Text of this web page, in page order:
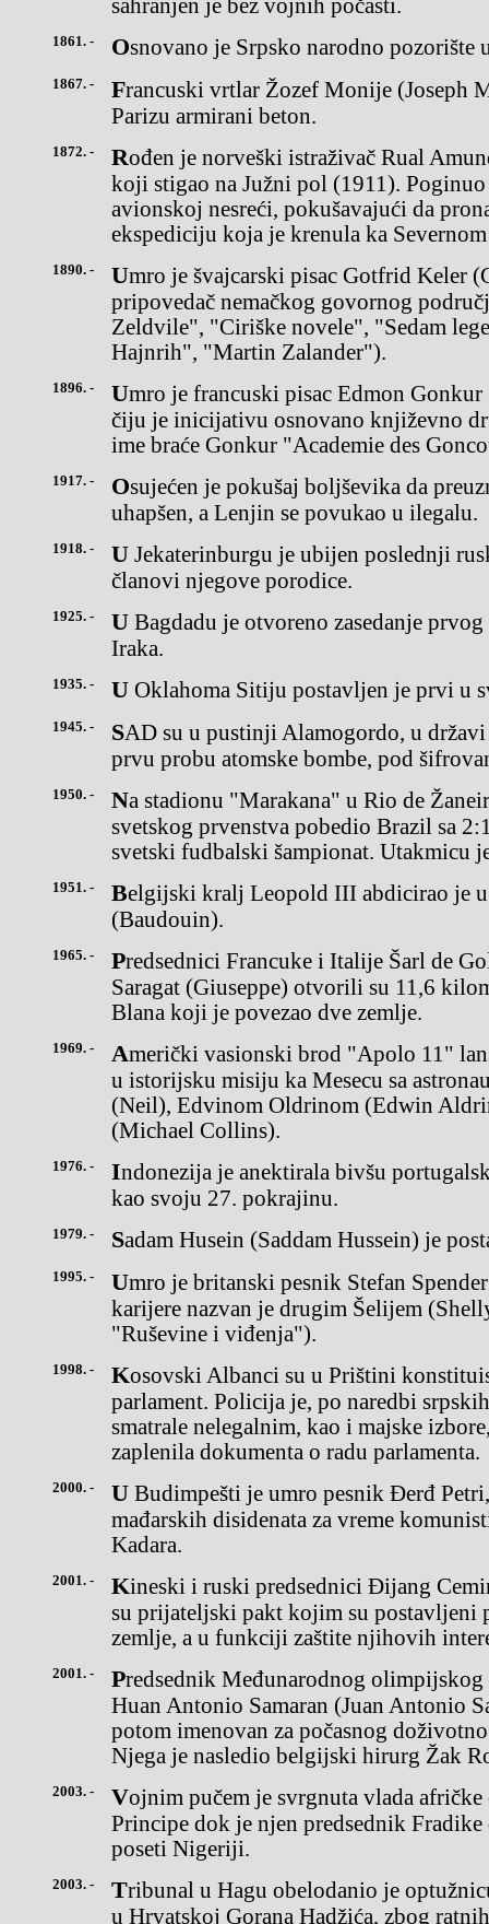
sahranjen je bez vojnih počasti.
1861. - Osnovano je Srpsko narodno pozorište
1867. - Francuski vrtlar Žozef Monije (Joseph Monier) patentirao je u
Parizu armirani beton.
1872. - Rođen je norveški istraživač Rual Amundsen (Roald), prvi čovek
koji stigao na Južni pol (1911).
avionskoj nesreći, pokušavajući da
ekspediciju koja je krenula ka
1890. - Umro je švajcarski pisac Gotfrid Keler (Gottfried Keller), najveći
pripovedač nemačkog govornog
Zeldvile", "Ciriške novele", "Sedam
Hajnrih", "Martin Zalander").
1896. - Umro je francuski pisac Edmon Gonkur (Edmond Goncourt), na
čiju je inicijativu osnovano književno
ime braće Gonkur "Academie des
1917. - Osujećen je pokušaj boljševika da preuzmu vlast u Rusiji, Trocki je
uhapšen, a Lenjin se povukao u ilegalu.
1918. - U Jekaterinburgu je ubijen poslednji ruski car Nikola II Romanov i
članovi njegove porodice.
1925. - U Bagdadu je otvoreno zasedanje prvog izabranog parlamenta
Iraka.
1935. - U Oklahoma Sitiju postavljen je prvi u
1945. - SAD su u pustinji Alamogordo, u državi Novi Meksiko, izvršile
prvu probu atomske bombe, pod
1950. - Na stadionu "Marakana" u Rio de Žaneiru, Urugvaj je u finalu
svetskog prvenstva pobedio Brazil sa
svetski fudbalski šampionat. Utakmicu
1951. - Belgijski kralj Leopold III abdicirao je u korist sina Boduena
(Baudouin).
1965. - Predsednici Francuke i Italije Šarl de Gol (Charles, Gaulle) i Đuzepe
Saragat (Giuseppe) otvorili su 11,6
Blana koji je povezao dve zemlje.
1969. - Američki vasionski brod "Apolo 11" lansiran je iz Kejp Kanaverala
u istorijsku misiju ka Mesecu sa
(Neil), Edvinom Oldrinom (Edwin
(Michael Collins).
1976. - Indonezija je anektirala bivšu portugalsku koloniju Istočni Timor
kao svoju 27. pokrajinu.
1979. - Sadam Husein (Saddam Hussein) je
1995. - Umro je britanski pesnik Stefan Spender (Stephen). Na početku
karijere nazvan je drugim Šelijem
"Ruševine i viđenja").
1998. - Kosovski Albanci su u Prištini konstituisali paralelni kosovski
parlament. Policija je, po naredbi
smatrale nelegalnim, kao i majske
zaplenila dokumenta o radu parlamenta.
2000. - U Budimpešti je umro pesnik Đerđ Petri, jedan od najpoznatijih
mađarskih disidenata za vreme
Kadara.
2001. - Kineski i ruski predsednici Đijang Cemin i Vladimir Putin potpisali
su prijateljski pakt kojim su postavljeni
zemlje, a u funkciji zaštite njihovih
2001. - Predsednik Međunarodnog olimpijskog komiteta (MOK) od 1980.
Huan Antonio Samaran (Juan Antonio
potom imenovan za počasnog
Njega je nasledio belgijski hirurg Žak
2003. - Vojnim pučem je svrgnuta vlada afričke ostrvske države Sao Tome i
Principe dok je njen predsednik
poseti Nigeriji.
2003. - Tribunal u Hagu obelodanio je optužnicu protiv bivšeg lidera Srba
u Hrvatskoj Gorana Hadžića, zbog